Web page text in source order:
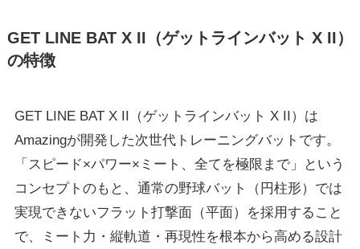
GET LINE BAT X II（ゲットラインバット X II）
の特徴
GET LINE BAT X II（ゲットラインバット X II）は
Amazingが開発した次世代トレーニングバットです。
「スピード×パワー×ミート、全てを極限まで」という
コンセプトのもと、通常の野球バット（円柱形）では
実現できないフラット打撃面（平面）を採用すること
で、ミート力・縦軌道・再現性を根本から高める設計